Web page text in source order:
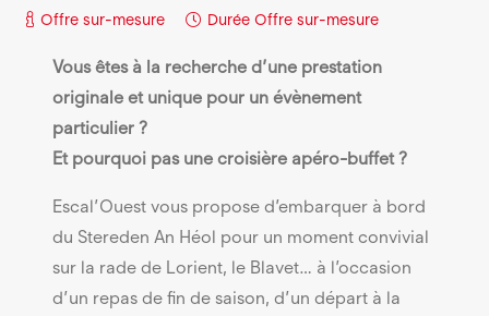
Offre sur-mesure Durée Offre sur-mesure
Vous êtes à la recherche d’une prestation
originale et unique pour un évènement
particulier ?
Et pourquoi pas une croisière apéro-buffet ?
Escal’Ouest vous propose d’embarquer à bord
du Stereden An Héol pour un moment convivial
sur la rade de Lorient, le Blavet… à l’occasion
d’un repas de fin de saison, d’un départ à la